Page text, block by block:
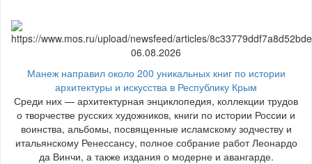
06.08.2026
Манеж направил около 200 уникальных книг по истории
архитектуры и искусства в Республику Крым
Среди них — архитектурная энциклопедия, коллекции трудов
о творчестве русских художников, книги по истории России и
воинства, альбомы, посвященные исламскому зодчеству и
итальянскому Ренессансу, полное собрание работ Леонардо
да Винчи, а также издания о модерне и авангарде.